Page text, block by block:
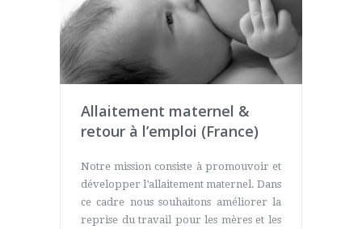
Allaitement maternel &
retour à l’emploi (France)
Notre mission consiste à promouvoir et
développer l’allaitement maternel. Dans
ce cadre nous souhaitons améliorer la
reprise du travail pour les mères et les